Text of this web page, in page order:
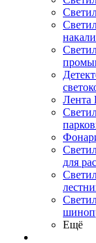
Лента
для
Ещё